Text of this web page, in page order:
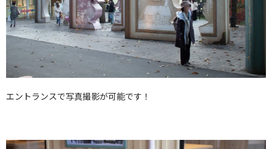
エントランスで写真撮影が可能です！